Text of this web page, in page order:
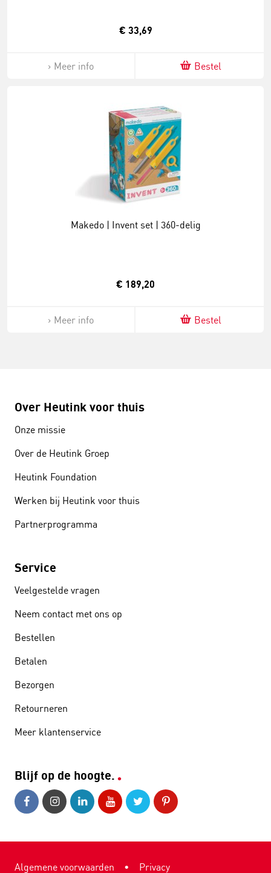
€ 33,69
Meer info Bestel
Makedo | Invent set | 360-delig
€ 189,20
Meer info Bestel
Over Heutink voor thuis
Onze missie
Over de Heutink Groep
Heutink Foundation
Werken bij Heutink voor thuis
Partnerprogramma
Service
Veelgestelde vragen
Neem contact met ons op
Bestellen
Betalen
Bezorgen
Retourneren
Meer klantenservice
Blijf op de hoogte.
Algemene voorwaarden • Privacy